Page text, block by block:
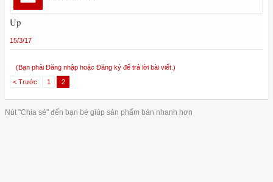
Up
15/3/17
(Bạn phải Đăng nhập hoặc Đăng ký để trả lời bài viết.)
< Trước
1 2
Nút "Chia sẻ" đến bạn bè giúp sản phẩm bán nhanh hơn